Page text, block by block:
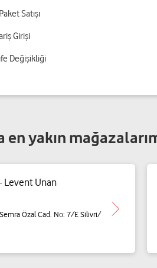
Satışı
Girişi
Değişikliği
en yakın
Levent Unan
Özal Cad. No: 7/E Silivri/